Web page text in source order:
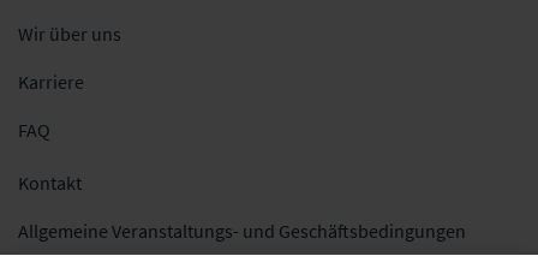
Wir über uns
Karriere
FAQ
Kontakt
Allgemeine Veranstaltungs- und Geschäftsbedingungen